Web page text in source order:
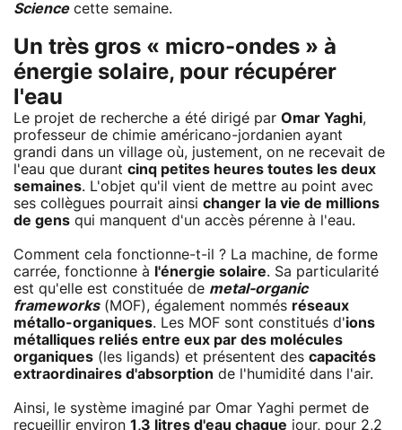
Sciencecette semaine.
Un très gros « micro-ondes » à
énergie solaire, pour récupérer
l'eau
Le projet de recherche a été dirigé par Omar Yaghi,
professeur de chimie américano-jordanien ayant
grandi dans un village où, justement, on ne recevait de
l'eau que durant cinq petites heures toutes les deux
semaines. L'objet qu'il vient de mettre au point avec
ses collègues pourrait ainsi changer la vie de millions
de gens qui manquent d'un accès pérenne à l'eau.
Comment cela fonctionne-t-il ? La machine, de forme
carrée, fonctionne à
l'énergie solaire. Sa particularité
est qu'elle est constituée de metal-organic
frameworks(MOF), également nommés réseaux
métallo-organiques. Les MOF sont constitués d'ions
métalliques reliés entre eux par des molécules
organiques (les ligands) et présentent des capacités
extraordinaires d'absorption de l'humidité dans l'air.
Ainsi, le système imaginé par Omar Yaghi permet de
recueillir environ 1,3 litres d'eau chaque jour, pour 2,2